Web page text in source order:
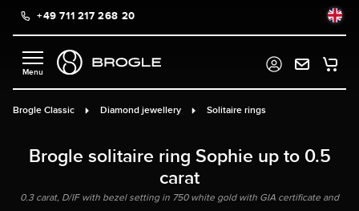
content+49 711 217 268 20
Brogle Classic Diamond jewellery Solitaire rings
Brogle solitaire ring Sophie up to 0.5
carat
0.3 carat, D/IF with bezel setting in 750 white gold with GIA certificate and